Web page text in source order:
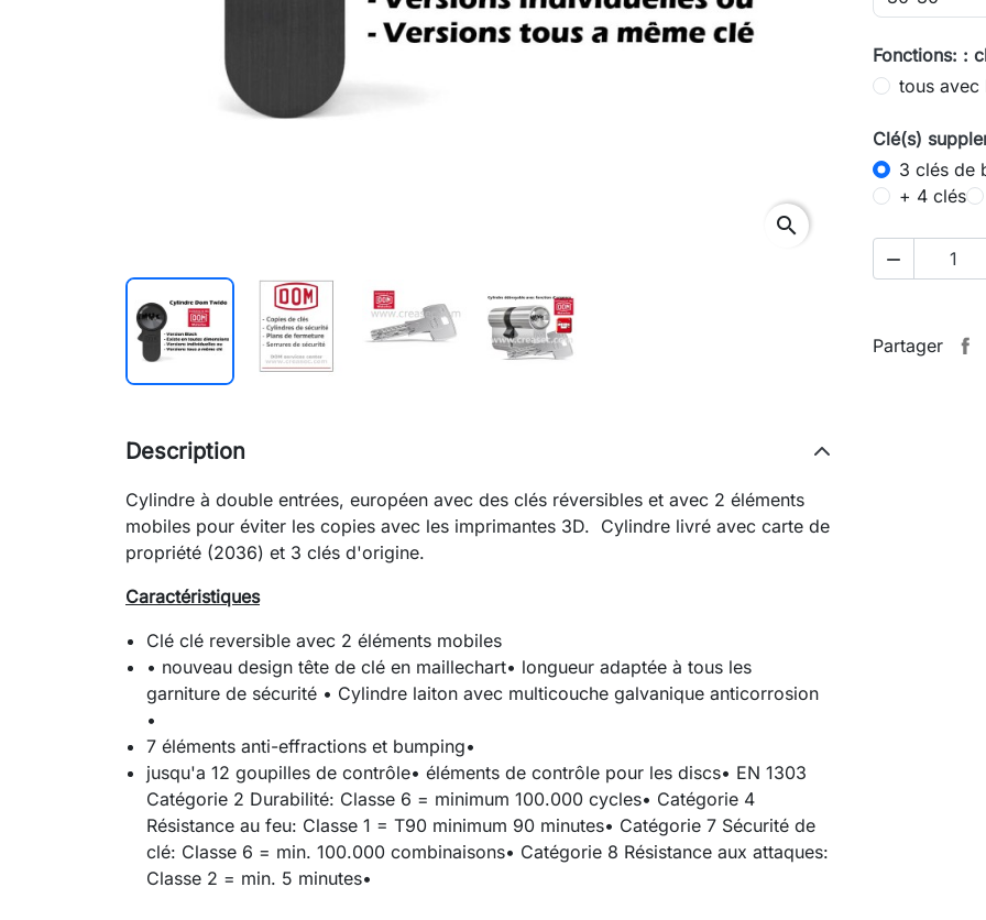
search
Fonctions: :
tous avec
Clé(s)
3 clés de
+ 4 clés

Partager
Description
Cylindre à double entrées, européen avec des clés réversibles et avec 2 éléments
mobiles pour éviter les copies avec les imprimantes 3D. Cylindre livré avec carte de
propriété (2036) et 3 clés d'origine.
Caractéristiques
Clé clé reversible avec 2 éléments mobiles
• nouveau design tête de clé en maillechart• longueur adaptée à tous les
garniture de sécurité • Cylindre laiton avec multicouche galvanique anticorrosion
•
7 éléments anti-effractions et bumping•
jusqu'a 12 goupilles de contrôle• éléments de contrôle pour les discs• EN 1303
Catégorie 2 Durabilité: Classe 6 = minimum 100.000 cycles• Catégorie 4
Résistance au feu: Classe 1 = T90 minimum 90 minutes• Catégorie 7 Sécurité de
clé: Classe 6 = min. 100.000 combinaisons• Catégorie 8 Résistance aux attaques:
Classe 2 = min. 5 minutes•